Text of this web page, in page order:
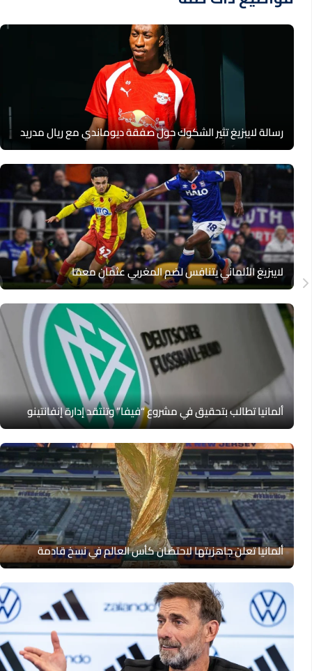
رسالة لايبزيغ تثير الشكوك حول صفقة ديوماندي مع ريال مدريد
لايبزيغ الألماني يتنافس لضم المغربي عثمان معمّا
ألمانيا تطالب بتحقيق في مشروع “فيفا” وتنتقد إدارة إنفانتينو
ألمانيا تعلن جاهزيتها لاحتضان كأس العالم في نسخ قادمة